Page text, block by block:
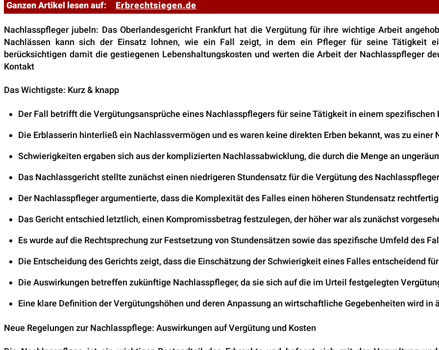
Ganzen Artikel lesen auf: Erbrechtsiegen.de
Nachlasspfleger jubeln: Das Oberlandesgericht Frankfurt hat die Vergütung für ihre wichtige Arbeit
Nachlässen kann sich der Einsatz lohnen, wie ein Fall zeigt, in dem ein Pfleger für seine Tätigkeit
berücksichtigen damit die gestiegenen Lebenshaltungskosten und werten die Arbeit der Nachlasspfleger
Kontakt
Das Wichtigste: Kurz & knapp
Der Fall betrifft die Vergütungsansprüche eines Nachlasspflegers für seine Tätigkeit in einem spezifischen
Die Erblasserin hinterließ ein Nachlassvermögen und es waren keine direkten Erben bekannt, was zu
Schwierigkeiten ergaben sich aus der komplizierten Nachlassabwicklung, die durch die Menge an
Das Nachlassgericht stellte zunächst einen niedrigeren Stundensatz für die Vergütung des
Der Nachlasspfleger argumentierte, dass die Komplexität des Falles einen höheren Stundensatz
Das Gericht entschied letztlich, einen Kompromissbetrag festzulegen, der höher war als zunächst
Es wurde auf die Rechtsprechung zur Festsetzung von Stundensätzen sowie das spezifische Umfeld des
Die Entscheidung des Gerichts zeigt, dass die Einschätzung der Schwierigkeit eines Falles entscheidend
Die Auswirkungen betreffen zukünftige Nachlasspfleger, da sie sich auf die im Urteil festgelegten
Eine klare Definition der Vergütungshöhen und deren Anpassung an wirtschaftliche Gegebenheiten wird in
Neue Regelungen zur Nachlasspflege: Auswirkungen auf Vergütung und Kosten